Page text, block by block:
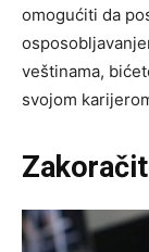
omogućiti da
veštinama,
svojom